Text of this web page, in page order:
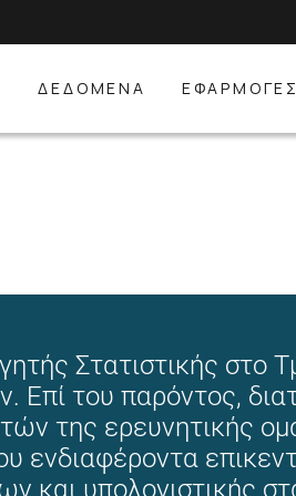
ΔΕΔΟΜΕΝΑ ΕΦΑΡΜΟΓΕΣ
Στατιστικής στο
Επί του παρόντος,
της ερευνητικής
ενδιαφέροντα
και υπολογιστικής